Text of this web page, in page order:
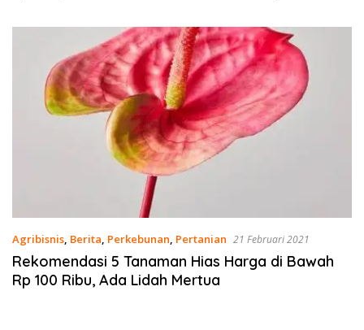
Agribisnis, Berita, Perkebunan, Pertanian 21 Februari 2021
Rekomendasi 5 Tanaman Hias Harga di Bawah
Rp 100 Ribu, Ada Lidah Mertua